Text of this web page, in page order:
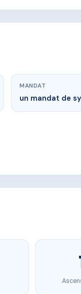
MANDAT
un mandat de